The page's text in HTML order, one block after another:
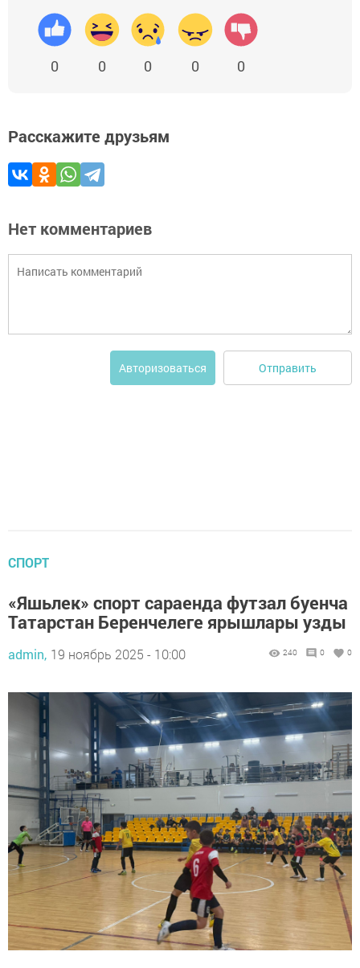
0 0 0 0 0
Расскажите друзьям
Нет комментариев
Авторизоваться Отправить
СПОРТ
«Яшьлек» спорт сараенда футзал буенча
Татарстан Беренчелеге ярышлары узды
admin, 19 ноябрь 2025 - 10:00 240 0 0